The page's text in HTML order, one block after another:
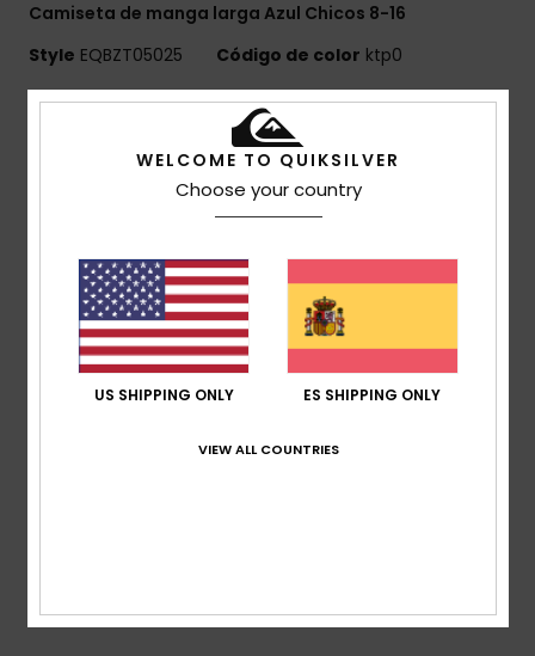
Camiseta de manga larga Azul Chicos 8-16
Style EQBZT05025 Código de color ktp0
Características
MADE BETTER
25% algodón reciclado de residuos textiles
algodón reciclado [160 g/m2]
Corte:corte clásico con manga raglán
Cuello:redondo
Otros:serigrafía en el pecho
Marca:etiqueta en la manga
[Tejido principal] 70% algodón, 30%
WELCOME TO QUIKSILVER
Choose your country
US SHIPPING ONLY ES SHIPPING ONLY
VIEW ALL COUNTRIES